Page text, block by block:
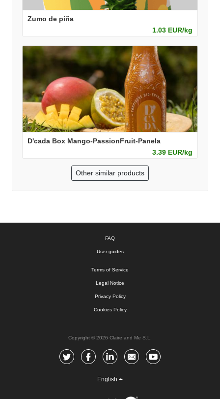
Zumo de piña
1.03 EUR/kg
D'cada Box Mango-PassionFruit-Panela
3.39 EUR/kg
Other similar products
FAQ
User guides
Terms of Service
Legal Notice
Privacy Policy
Cookies Policy
English
Copyright © 2026 Claire and Me S.L.